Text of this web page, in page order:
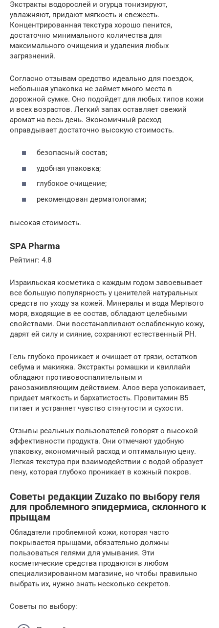
Экстракты водорослей и огурца тонизируют,
увлажняют, придают мягкость и свежесть.
Концентрированная текстура хорошо пенится,
достаточно минимального количества для
максимального очищения и удаления любых
загрязнений.
Согласно отзывам средство идеально для поездок,
небольшая упаковка не займет много места в
дорожной сумке. Оно подойдет для любых типов кожи
и всех возрастов. Легкий запах оставляет свежий
аромат на весь день. Экономичный расход
оправдывает достаточно высокую стоимость.
безопасный состав;
удобная упаковка;
глубокое очищение;
рекомендован дерматологами;
высокая стоимость.
SPA Pharma
Рейтинг: 4.8
Израильская косметика с каждым годом завоевывает
все большую популярность у ценителей натуральных
средств по уходу за кожей. Минералы и вода Мертвого
моря, входящие в ее состав, обладают целебными
свойствами. Они восстанавливают ослабленную кожу,
дарят ей силу и сияние, сохраняют естественный PH.
Гель глубоко проникает и очищает от грязи, остатков
себума и макияжа. Экстракты ромашки и квиллайи
обладают противовоспалительным и
ранозаживляющим действием. Алоэ вера успокаивает,
придает мягкость и бархатистость. Провитамин В5
питает и устраняет чувство стянутости и сухости.
Отзывы реальных пользователей говорят о высокой
эффективности продукта. Они отмечают удобную
упаковку, экономичный расход и оптимальную цену.
Легкая текстура при взаимодействии с водой образует
пену, которая глубоко проникает в кожный покров.
Советы редакции Zuzako по выбору геля
для проблемного эпидермиса, склонного к
прыщам
Обладатели проблемной кожи, которая часто
покрывается прыщами, обязательно должны
пользоваться гелями для умывания. Эти
косметические средства продаются в любом
специализированном магазине, но чтобы правильно
выбрать их, нужно знать несколько секретов.
Советы по выбору: